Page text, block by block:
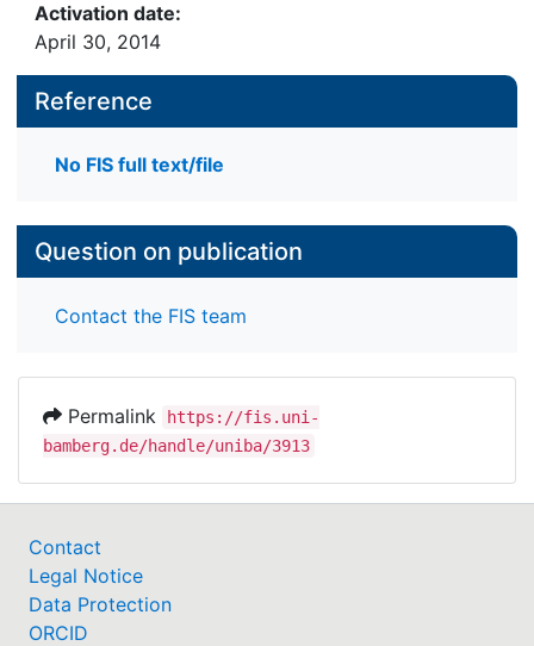
Activation date:
April 30, 2014
Reference
No FIS full text/file
Question on publication
Contact the FIS team
Permalink
https://fis.uni-
bamberg.de/handle/uniba/3913
Contact
Legal Notice
Data Protection
ORCID